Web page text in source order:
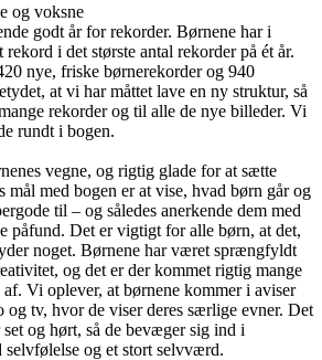
og voksne
godt år for rekorder. Børnene har i
rekord i det største antal rekorder på ét år.
nye, friske børnerekorder og 940
at vi har måttet lave en ny struktur, så
rekorder og til alle de nye billeder. Vi
rundt i bogen.
vegne, og rigtig glade for at sætte
mål med bogen er at vise, hvad børn går og
til – og således anerkende dem med
påfund. Det er vigtigt for alle børn, at det,
noget. Børnene har været sprængfyldt
og det er der kommet rigtig mange
Vi oplever, at børnene kommer i aviser
og tv, hvor de viser deres særlige evner. Det
og hørt, så de bevæger sig ind i
selvfølelse og et stort selvværd.